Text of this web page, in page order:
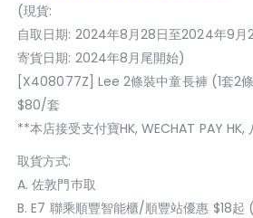
(現貨:
自取日期: 2024年8月28日至2024年9月
寄貨日期: 2024年8月尾開始)
[X408077Z] Lee 2條裝中童長褲 (1套2
$80/套
**本店接受支付寶HK, WECHAT PAY
取貨方式:
A. 佐敦門巿取
B. E7 聯乘順豐智能櫃/順豐站優惠 $18起